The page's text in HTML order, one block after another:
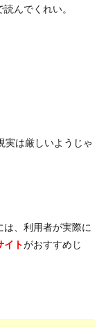
んでくれい。
実は厳しいようじゃ
、利用者が実際に
イトがおすすめじ